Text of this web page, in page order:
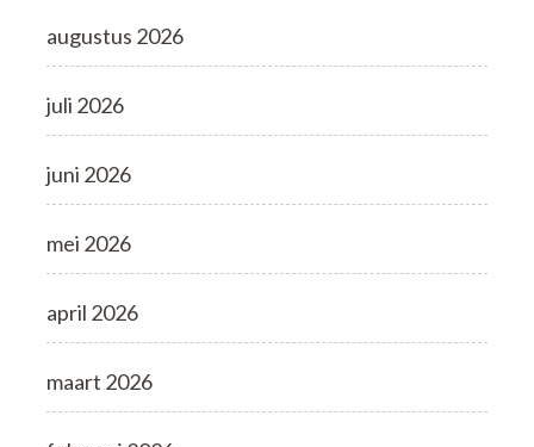
augustus 2026
juli 2026
juni 2026
mei 2026
april 2026
maart 2026